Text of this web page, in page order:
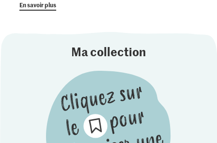
En savoir plus
Ma collection